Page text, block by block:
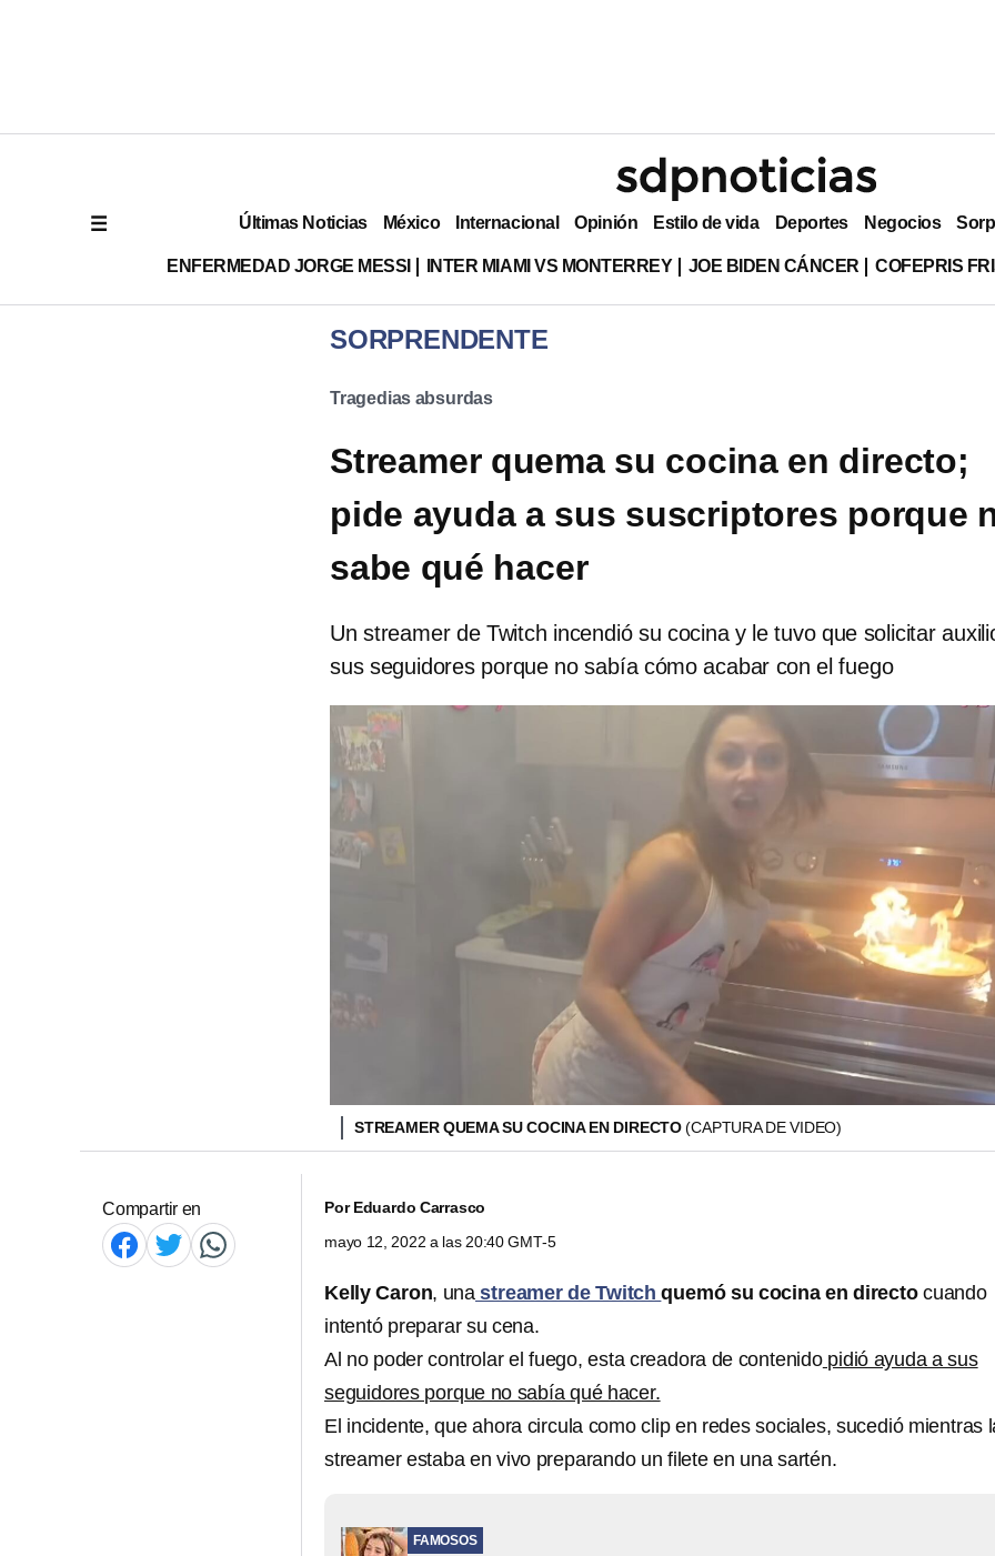
Últimas Noticias México Internacional Opinión Estilo de vida Deportes Negocios
ENFERMEDAD JORGE MESSI INTER MIAMI VS MONTERREY JOE BIDEN CÁNCER COFEPRIS
SORPRENDENTE
Tragedias absurdas
Streamer quema su cocina en directo;
pide ayuda a sus suscriptores porque
sabe qué hacer
Un streamer de Twitch incendió su cocina y le tuvo que solicitar
sus seguidores porque no sabía cómo acabar con el fuego
STREAMER QUEMA SU COCINA EN DIRECTO(CAPTURA DE VIDEO)
Compartir en PorEduardo Carrasco
mayo 12, 2022 a las 20:40 GMT-5
Kelly Caron, una streamer de Twitch quemó su cocina en directocuando
intentó preparar su cena.
Al no poder controlar el fuego, esta creadora de contenidopidió ayuda a sus
seguidores porque no sabía qué hacer.
El incidente, que ahora circula como clip en redes sociales, sucedió mientras
streamer estaba en vivo preparando un filete en una sartén.
FAMOSOS